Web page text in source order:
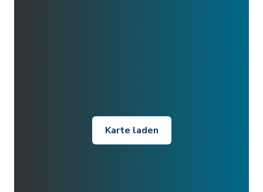
Karte laden